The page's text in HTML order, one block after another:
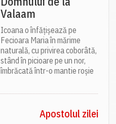
Valaam
Icoana o înfățișează pe
Fecioara Maria în mărime
naturală, cu privirea coborâtă,
stând în picioare pe un nor,
îmbrăcată într-o mantie roșie
Apostolul zilei